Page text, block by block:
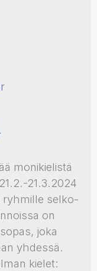
monikielistä
21.3.2024
ryhmille selko-
on
joka
yhdessä.
kielet: